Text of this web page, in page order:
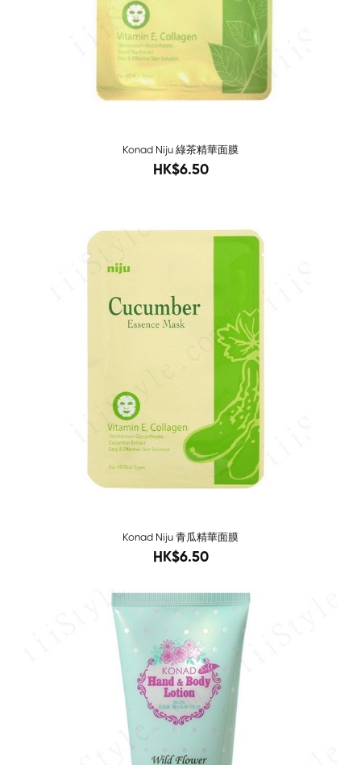
Konad Niju 綠茶精華面膜
10
HK$6.50
Konad Niju 青瓜精華面膜
10
HK$6.50